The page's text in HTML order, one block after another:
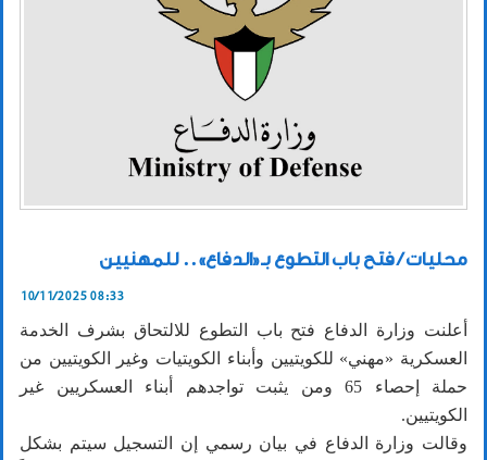
محليات / فتح باب التطوع بـ«الدفاع».. للمهنيين
10/11/2025 08:33
أعلنت وزارة الدفاع فتح باب التطوع للالتحاق بشرف الخدمة
العسكرية «مهني» للكويتيين وأبناء الكويتيات وغير الكويتيين من
حملة إحصاء 65 ومن يثبت تواجدهم أبناء العسكريين غير
الكويتيين.
وقالت وزارة الدفاع في بيان رسمي إن التسجيل سيتم بشكل